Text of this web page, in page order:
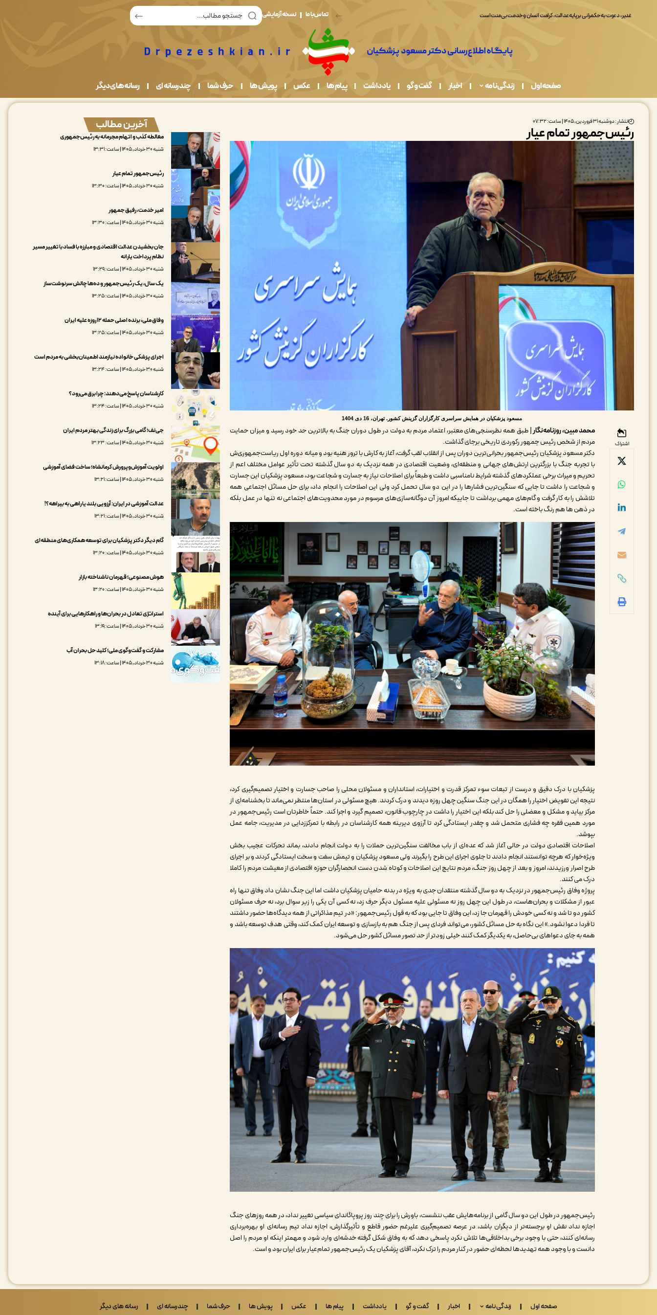
غدیر، دعوت به حکمرانی بر پایه عدالت، کرامت انسان و خدمت بی‌منت است تماس با ما نسخه آزمایشی
صفحه اول زندگی نامه اخبار گفت و گو یادداشت پیام ها عکس پویش ها حرف شما چندرسانه ای رسانه های دیگر
انتشار : دوشنبه ۳۱ فروردین, ۱۴۰۵ | ساعت: ۰۷:۳۲
رئیس‌جمهور تمام عیار
مسعود پزشکیان در همایش سراسری کارگزاران گزینش کشور. تهران، 16 دی 1404
اشتراک
محمد مبین، روزنامه‌نگار|طبق همه نظرسنجی‌های معتبر، اعتماد مردم به دولت در طول دوران جنگ به بالاترین حد خود رسید و میزان حمایت
مردم از شخص رئیس جمهور رکوردی تاریخی برجای گذاشت.
دکتر مسعود پزشکیان رئیس‌جمهور بحرانی‌ترین دوران پس از انقلاب لقب گرفت، آغاز به کارش با ترور هنیه بود و میانه دوره اول ریاست‌جمهوری‌ش
با تجربه جنگ با بزرگترین ارتش‌های جهانی و منطقه‌ای، وضعیت اقتصادی در همه نزدیک به دو سال گذشته تحت تأثیر عوامل مختلف اعم از
تحریم و میراث برخی عملکردهای گذشته شرایط نامناسبی داشت و طبعاً برای اصلاحات نیاز به جسارت و شجاعت بود، مسعود پزشکیان این جسارت
و شجاعت را داشت تا جایی که سنگین‌ترین فشارها را در این دو سال تحمل کرد ولی این اصلاحات را انجام داد، برای حل مسائل اجتماعی همه
تلاشش را به کار گرفت و گام‌های مهمی برداشت تا جاییکه امروز آن دوگانه‌سازی‌های مرسوم در مورد محدویت‌های اجتماعی نه تنها در عمل بلکه
در ذهن ها هم رنگ باخته است.
پزشکیان با درک دقیق و درست از تبعات سوء تمرکز قدرت و اختیارات، استانداران و مسئولان محلی را صاحب جسارت و اختیار تصمیم‌گیری کرد،
نتیجه این تفویض اختیار را همگان در این جنگ سنگین چهل روزه دیدند و درک کردند. هیچ مسئولی در استان‌ها منتظر نمی‌ماند تا بخشنامه‌ای از
مرکز بیاید و مشکل و معضلی را حل کند بلکه این اختیار را داشت در چارچوب قانون، تصمیم گیرد و اجرا کند. حتماً خاطرتان است رئیس‌جمهور در
مورد همین فقره چه فشاری متحمل شد و چقدر ایستادگی کرد تا آرزوی دیرینه همه کارشناسان در رابطه با تمرکززدایی در مدیریت، جامه عمل
بپوشد.
اصلاحات اقتصادی دولت در حالی آغاز شد که عده‌ای از باب مخالفت سنگین‌ترین حملات را به دولت انجام دادند، بماند تحرکات عجیب بخش
ویژه‌خوار که هرچه توانستند انجام دادند تا جلوی اجرای این طرح را بگیرند ولی مسعود پزشکیان و تیمش سفت و سخت ایستادگی کردند و بر اجرای
طرح اصرار ورزیدند، امروز و بعد از چهل روز جنگ، مردم نتایج این اصلاحات و کوتاه شدن دست انحصارگران حوزه اقتصادی از معیشت مردم را کاملا
درک می کنند.
پروژه وفاق رئیس‌جمهور در نزدیک به دو سال گذشته منتقدان جدی به ویژه در بدنه حامیان پزشکیان داشت اما این جنگ نشان داد وفاق تنها راه
عبور از مشکلات و بحران‌هاست، در طول این چهل روز نه مسئولی علیه مسئول دیگر حرف زد، نه کسی آن یکی را زیر سوال برد، نه حرف مسئولان
کشور دو تا شد و نه کسی خودش را قهرمان جا زد، این وفاق تا جایی بود که به قول رئیس‌جمهور: «در تیم مذاکراتی از همه دیدگاه‌ها حضور داشتند
تا فردا دعوا نشود.» این نگاه به حل مسائل کشور، می‌تواند فردای پس از جنگ هم به بازسازی و توسعه ایران کمک کند، وقتی هدف توسعه باشد و
همه به جای دعواهای بی‌حاصل، به یکدیگر کمک کنند خیلی زودتر از حد تصور مسائل کشور حل می‌شود.
رئیس‌جمهور در طول این دو سال گامی از برنامه‌هایش عقب ننشست، باورش را برای چند روز پروپاگاندای سیاسی تغییر نداد، در همه روزهای جنگ
اجازه نداد نقش او برجسته‌تر از دیگران باشد، در عرصه تصمیم‌گیری علیرغم حضور قاطع و تأثیرگذارش، اجازه نداد تیم رسانه‌ای او بهره‌برداری
رسانه‌ای کنند، حتی با وجود برخی بداخلاقی‌ها تلاش نکرد پاسخی دهد که به وفاق شکل گرفته خدشه‌ای وارد شود و مهمتر اینکه او مردم را اصل
دانست و با وجود همه تهدیدها لحظه‌ای حضور در کنار مردم را ترک نکرد، آقای پزشکیان یک رئیس‌جمهور تمام‌عیار برای ایران بود و است.
آخرین مطالب
مغالطه کذب و اتهام مجرمانه به رئیس‌جمهوری
شنبه ۳۰ خرداد, ۱۴۰۵ | ساعت: ۱۳:۳۱
رئیس‌جمهور تمام عیار
شنبه ۳۰ خرداد, ۱۴۰۵ | ساعت: ۱۳:۳۰
امیر خدمت، رفیق جمهور
شنبه ۳۰ خرداد, ۱۴۰۵ | ساعت: ۱۳:۳۰
جان بخشیدن عدالت اقتصادی و مبارزه با فساد با تغییر مسیر
نظام پرداخت یارانه
شنبه ۳۰ خرداد, ۱۴۰۵ | ساعت: ۱۳:۲۹
یک سال، یک رئیس‌جمهور و ده‌ها چالش سرنوشت‌ساز
شنبه ۳۰ خرداد, ۱۴۰۵ | ساعت: ۱۳:۲۵
وفاق ملی، ‌برنده اصلی حمله ۱۲ روزه علیه ایران
شنبه ۳۰ خرداد, ۱۴۰۵ | ساعت: ۱۳:۲۵
اجرای پزشکی خانواده نیازمند اطمینان‌بخشی به مردم است
شنبه ۳۰ خرداد, ۱۴۰۵ | ساعت: ۱۳:۲۴
کارشناسان پاسخ می‌دهند: چرا برق می‌رود؟
شنبه ۳۰ خرداد, ۱۴۰۵ | ساعت: ۱۳:۲۴
جی‌نف؛ گامی بزرگ برای زندگی بهتر مردم ایران
شنبه ۳۰ خرداد, ۱۴۰۵ | ساعت: ۱۳:۲۳
اولویت آموزش‌وپرورش کرمانشاه؛ ساخت فضای آموزشی
شنبه ۳۰ خرداد, ۱۴۰۵ | ساعت: ۱۳:۲۱
عدالت آموزشی در ایران: آرزویی بلند یا راهی به بیراهه؟!
شنبه ۳۰ خرداد, ۱۴۰۵ | ساعت: ۱۳:۲۱
گام دیگر دکتر پزشکیان برای توسعه همکاری‌های منطقه‌ای
شنبه ۳۰ خرداد, ۱۴۰۵ | ساعت: ۱۳:۲۰
هوش مصنوعی؛ قهرمان ناشناخته بازار
شنبه ۳۰ خرداد, ۱۴۰۵ | ساعت: ۱۳:۲۰
استراتژی تعادل در بحران‌ها و راهکارهایی برای آینده
شنبه ۳۰ خرداد, ۱۴۰۵ | ساعت: ۱۳:۱۹
مشارکت و گفت‌وگوی ملی؛ کلید حل بحران آب
شنبه ۳۰ خرداد, ۱۴۰۵ | ساعت: ۱۳:۱۸
صفحه اول زندگی نامه اخبار گفت و گو یادداشت پیام ها عکس پویش ها حرف شما چندرسانه ای رسانه های دیگر